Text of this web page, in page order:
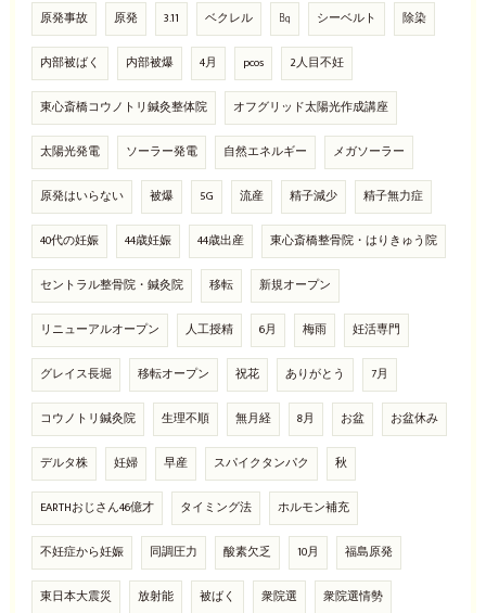
原発事故 原発 3.11 ベクレル ㏃ シーベルト 除染
内部被ばく 内部被爆 4月 pcos 2人目不妊
東心斎橋コウノトリ鍼灸整体院 オフグリッド太陽光作成講座
太陽光発電 ソーラー発電 自然エネルギー メガソーラー
原発はいらない 被爆 5G 流産 精子減少 精子無力症
40代の妊娠 44歳妊娠 44歳出産 東心斎橋整骨院・はりきゅう院
セントラル整骨院・鍼灸院 移転 新規オープン
リニューアルオープン 人工授精 6月 梅雨 妊活専門
グレイス長堀 移転オープン 祝花 ありがとう 7月
コウノトリ鍼灸院 生理不順 無月経 8月 お盆 お盆休み
デルタ株 妊婦 早産 スパイクタンパク 秋
EARTHおじさん46億才 タイミング法 ホルモン補充
不妊症から妊娠 同調圧力 酸素欠乏 10月 福島原発
東日本大震災 放射能 被ばく 衆院選 衆院選情勢